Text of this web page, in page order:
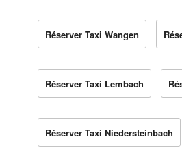
Réserver Taxi Wangen
Réserver Taxi Lembach
Réserver Taxi Niedersteinbach